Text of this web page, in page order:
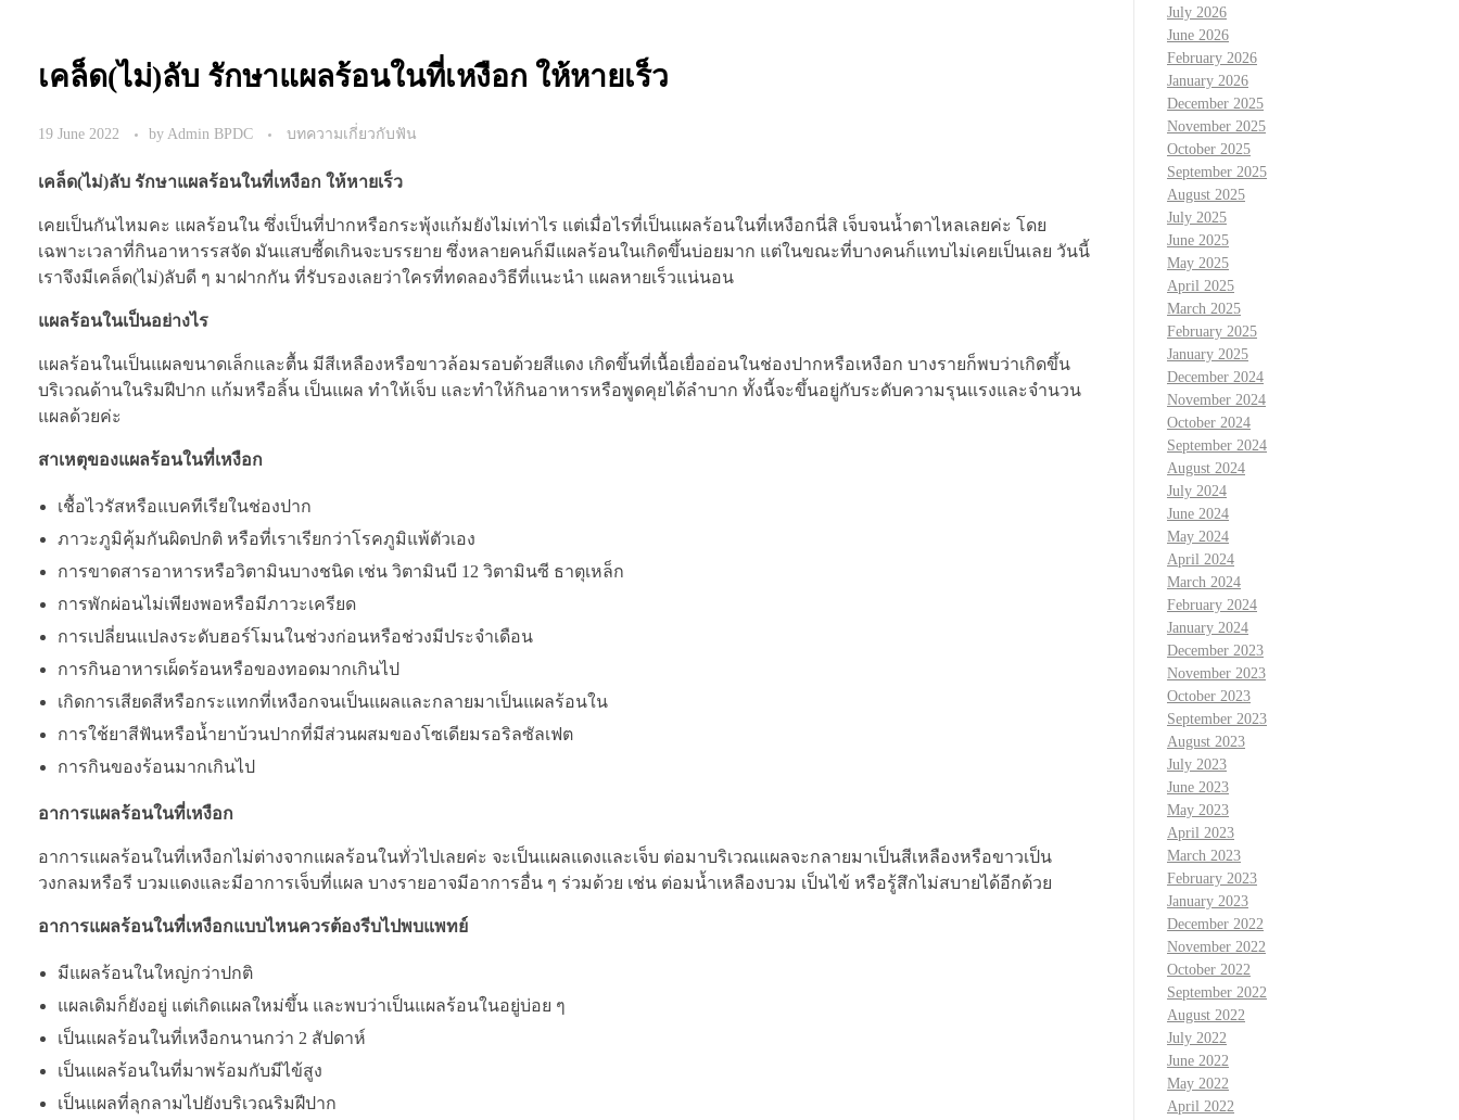
เคล็ด(ไม่)ลับ รักษาแผลร้อนในที่เหงือก ให้หายเร็ว
19 June 2022 by Admin BPDC บทความเกี่ยวกับฟัน
เคล็ด(ไม่)ลับ รักษาแผลร้อนในที่เหงือก ให้หายเร็ว
เคยเป็นกันไหมคะ แผลร้อนใน ซึ่งเป็นที่ปากหรือกระพุ้งแก้มยังไม่เท่าไร แต่เมื่อไรที่เป็นแผลร้อนในที่เหงือกนี่สิ เจ็บจนน้ำตาไหลเลยค่ะ โดย
เฉพาะเวลาที่กินอาหารรสจัด มันแสบซี้ดเกินจะบรรยาย ซึ่งหลายคนก็มีแผลร้อนในเกิดขึ้นบ่อยมาก แต่ในขณะที่บางคนก็แทบไม่เคยเป็นเลย วันนี้
เราจึงมีเคล็ด(ไม่)ลับดี ๆ มาฝากกัน ที่รับรองเลยว่าใครที่ทดลองวิธีที่แนะนำ แผลหายเร็วแน่นอน
แผลร้อนในเป็นอย่างไร
แผลร้อนในเป็นแผลขนาดเล็กและตื้น มีสีเหลืองหรือขาวล้อมรอบด้วยสีแดง เกิดขึ้นที่เนื้อเยื่ออ่อนในช่องปากหรือเหงือก บางรายก็พบว่าเกิดขึ้น
บริเวณด้านในริมฝีปาก แก้มหรือลิ้น เป็นแผล ทำให้เจ็บ และทำให้กินอาหารหรือพูดคุยได้ลำบาก ทั้งนี้จะขึ้นอยู่กับระดับความรุนแรงและจำนวน
แผลด้วยค่ะ
สาเหตุของแผลร้อนในที่เหงือก
เชื้อไวรัสหรือแบคทีเรียในช่องปาก
ภาวะภูมิคุ้มกันผิดปกติ หรือที่เราเรียกว่าโรคภูมิแพ้ตัวเอง
การขาดสารอาหารหรือวิตามินบางชนิด เช่น วิตามินบี 12 วิตามินซี ธาตุเหล็ก
การพักผ่อนไม่เพียงพอหรือมีภาวะเครียด
การเปลี่ยนแปลงระดับฮอร์โมนในช่วงก่อนหรือช่วงมีประจำเดือน
การกินอาหารเผ็ดร้อนหรือของทอดมากเกินไป
เกิดการเสียดสีหรือกระแทกที่เหงือกจนเป็นแผลและกลายมาเป็นแผลร้อนใน
การใช้ยาสีฟันหรือน้ำยาบ้วนปากที่มีส่วนผสมของโซเดียมรอริลซัลเฟต
การกินของร้อนมากเกินไป
อาการแผลร้อนในที่เหงือก
อาการแผลร้อนในที่เหงือกไม่ต่างจากแผลร้อนในทั่วไปเลยค่ะ จะเป็นแผลแดงและเจ็บ ต่อมาบริเวณแผลจะกลายมาเป็นสีเหลืองหรือขาวเป็น
วงกลมหรือรี บวมแดงและมีอาการเจ็บที่แผล บางรายอาจมีอาการอื่น ๆ ร่วมด้วย เช่น ต่อมน้ำเหลืองบวม เป็นไข้ หรือรู้สึกไม่สบายได้อีกด้วย
อาการแผลร้อนในที่เหงือกแบบไหนควรต้องรีบไปพบแพทย์
มีแผลร้อนในใหญ่กว่าปกติ
แผลเดิมก็ยังอยู่ แต่เกิดแผลใหม่ขึ้น และพบว่าเป็นแผลร้อนในอยู่บ่อย ๆ
เป็นแผลร้อนในที่เหงือกนานกว่า 2 สัปดาห์
เป็นแผลร้อนในที่มาพร้อมกับมีไข้สูง
เป็นแผลที่ลุกลามไปยังบริเวณริมฝีปาก
July 2026
June 2026
February 2026
January 2026
December 2025
November 2025
October 2025
September 2025
August 2025
July 2025
June 2025
May 2025
April 2025
March 2025
February 2025
January 2025
December 2024
November 2024
October 2024
September 2024
August 2024
July 2024
June 2024
May 2024
April 2024
March 2024
February 2024
January 2024
December 2023
November 2023
October 2023
September 2023
August 2023
July 2023
June 2023
May 2023
April 2023
March 2023
February 2023
January 2023
December 2022
November 2022
October 2022
September 2022
August 2022
July 2022
June 2022
May 2022
April 2022